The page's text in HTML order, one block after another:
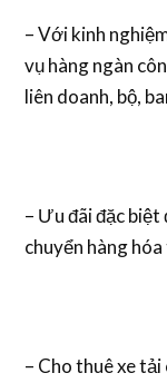
– Với kinh
vụ hàng ngàn
liên doanh, bộ,
– Ưu đãi đặc biệt
chuyển hàng
– Cho thuê xe